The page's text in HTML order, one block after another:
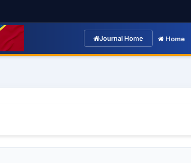
Journal Home Home